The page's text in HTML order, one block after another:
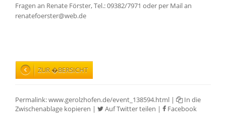
Fragen an Renate Förster, Tel.: 09382/7971 oder per Mail an
renatefoerster@web.de
ZUR �BERSICHT
Permalink:www.gerolzhofen.de/event_138594.html |
In die
Zwischenablage kopieren | Auf Twitter teilen | Facebook